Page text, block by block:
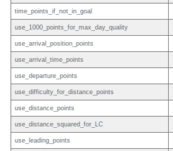
time_points_if_not_in_goal
use_1000_points_for_max_day_quality
use_arrival_position_points
use_arrival_time_points
use_departure_points
use_difficulty_for_distance_points
use_distance_points
use_distance_squared_for_LC
use_leading_points